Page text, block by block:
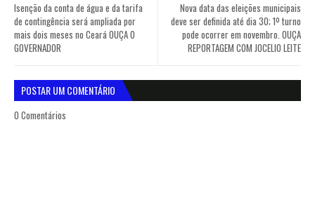
Nova data das eleições municipais
deve ser definida até dia 30; 1º turno
pode ocorrer em novembro. OUÇA
REPORTAGEM COM JOCELIO LEITE
Isenção da conta de água e da tarifa
de contingência será ampliada por
mais dois meses no Ceará OUÇA O
GOVERNADOR
POSTAR UM COMENTÁRIO
0 Comentários